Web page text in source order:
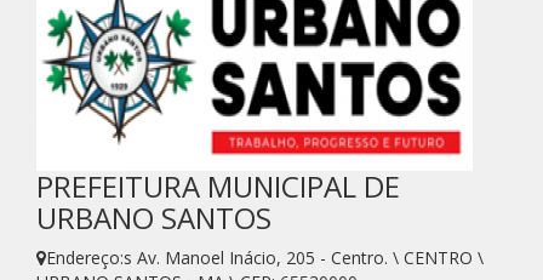
PREFEITURA MUNICIPAL DE
URBANO SANTOS
Endereço:s Av. Manoel Inácio, 205 - Centro. \ CENTRO \